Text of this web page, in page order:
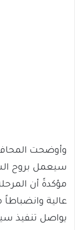
وأوضحت
سيعمل بروح
مؤكدةً أن
عالية
يواصل تنفيذ